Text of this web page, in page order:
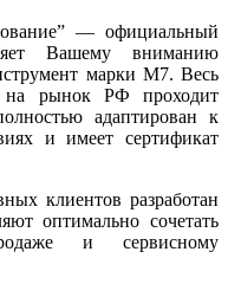
— официальный
Вашему вниманию
марки M7. Весь
на рынок РФ проходит
адаптирован к
и имеет сертификат
клиентов разработан
оптимально сочетать
и сервисному